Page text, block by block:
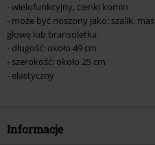
- wielofunkcyjny, cienki komin
- może być noszony jako: szalik,
głowę lub bransoletka
- długość: około 49 cm
- szerokość: około 25 cm
- elastyczny
Informacje